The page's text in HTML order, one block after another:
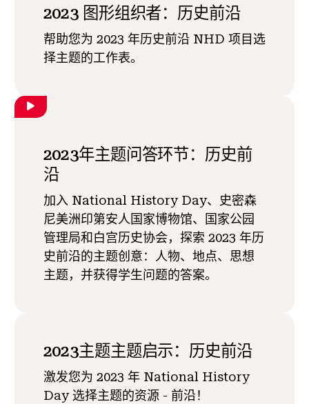
2023 图形组织者：历史前沿
帮助您为 2023 年历史前沿 NHD 项目选
择主题的工作表。
2023年主题问答环节：历史前
沿
加入 National History Day、史密森
尼美洲印第安人国家博物馆、国家公园
管理局和白宫历史协会，探索 2023 年历
史前沿的主题创意：人物、地点、思想
主题，并获得学生问题的答案。
2023主题主题启示：历史前沿
激发您为 2023 年 National History
Day 选择主题的资源 - 前沿！